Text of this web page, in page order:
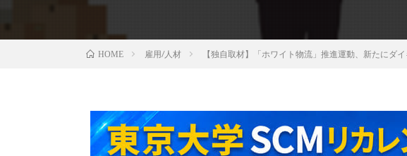
HOME 雇用/人材 【独自取材】「ホワイト物流」推進運動、新たにダ